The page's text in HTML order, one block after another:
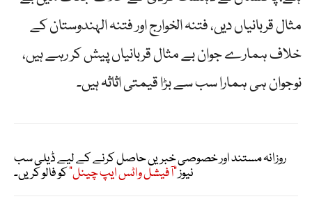
مثال قربانیاں دیں، فتنہ الخوارج اور فتنہ الہندوستان کے
خلاف ہمارے جوان بے مثال قربانیاں پیش کر رہے ہیں،
نوجوان ہی ہمارا سب سے بڑا قیمتی اثاثہ ہیں۔
روزانہ مستند اور خصوصی خبریں حاصل کرنے کے لیے ڈیلی سب
نیوز"آفیشل واٹس ایپ چینل"کو فالو کریں۔